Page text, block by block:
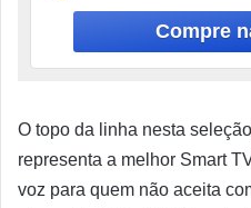
O topo da linha nesta
representa a melhor Smart
voz para quem não aceita